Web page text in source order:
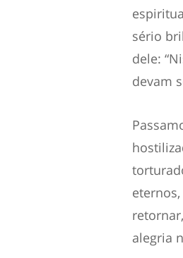
sério
dele:
devam
alegria